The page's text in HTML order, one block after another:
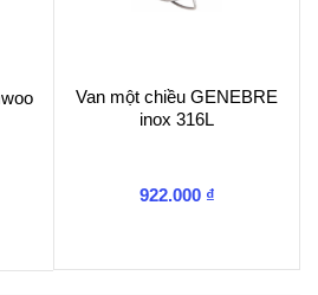
Van một chiều GENEBRE
inox 316L
922.000 ₫